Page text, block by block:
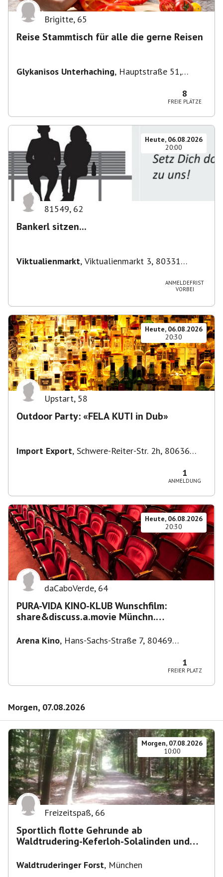
Brigitte, 65
Reise Stammtisch für alle die gerne Reisen
Glykanisos Unterhaching, Hauptstraße 51,
8
FREIE PLÄTZE
Heute, 06.08.2026
20:00
81549, 62
Bankerl sitzen...
Viktualienmarkt, Viktualienmarkt 3, 80331
ANMELDEFRIST
VORBEI
Heute, 06.08.2026
20:30
Upstart, 58
Outdoor Party: «FELA KUTI in Dub»
Import Export, Schwere-Reiter-Str. 2h, 80636
1
ANMELDUNG
Heute, 06.08.2026
20:30
daCaboVerde, 64
PURA-VIDA KINO-KLUB Wunschfilm:
share&discuss.a.movie Münchn.
Arena Kino, Hans-Sachs-Straße 7, 80469
1
FREIER PLATZ
Morgen, 07.08.2026
Morgen, 07.08.2026
10:00
Freizeitspaß, 66
Sportlich flotte Gehrunde ab
Waldtrudering-Keferloh-Solalinden und
Waldtruderinger Forst, München